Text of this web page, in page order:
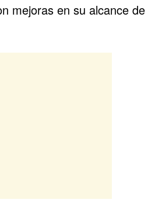
mejoras en su alcance de